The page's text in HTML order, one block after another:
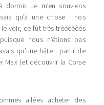
Je m’en souviens
qu’à une chose : nos
voir, ce fût très trèèèèèès
nous n’étions pas
qu’une hâte : partir de
Max (et découvrir la Corse
allées acheter des